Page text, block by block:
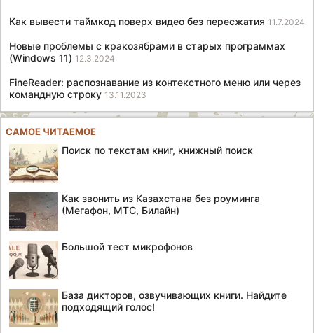
Как вывести таймкод поверх видео без пересжатия 11.7.2024
Новые проблемы с кракозябрами в старых программах
(Windows 11) 12.3.2024
FineReader: распознавание из контекстного меню или через
командную строку 13.11.2023
САМОЕ ЧИТАЕМОЕ
Поиск по текстам книг, книжный поиск
Как звонить из Казахстана без роуминга
(Мегафон, МТС, Билайн)
Большой тест микрофонов
База дикторов, озвучивающих книги. Найдите
подходящий голос!